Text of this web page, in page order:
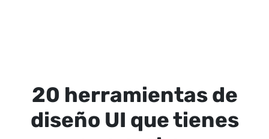
20 herramientas de
diseño UI que tienes